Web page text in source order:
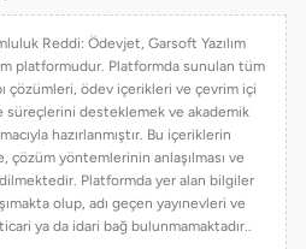
Reddi: Ödevjet, Garsoft Yazılım
platformudur. Platformda sunulan tüm
çözümleri, ödev içerikleri ve çevrim içi
desteklemek ve akademik
hazırlanmıştır. Bu içeriklerin
çözüm yöntemlerinin anlaşılması ve
Platformda yer alan bilgiler
olup, adı geçen yayınevleri ve
ya da idari bağ bulunmamaktadır..